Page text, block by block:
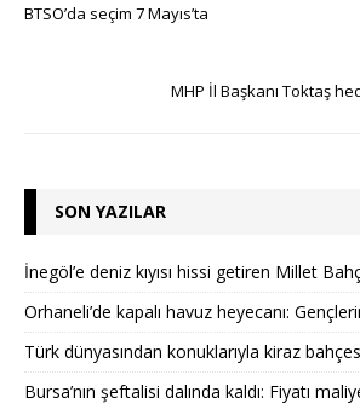
BTSO’da seçim 7 Mayıs’ta
MHP İl Başkanı Toktaş
SON YAZILAR
İnegöl’e deniz kıyısı hissi getiren Millet
Orhaneli’de kapalı havuz heyecanı:
Türk dünyasından konuklarıyla kiraz
Bursa’nın şeftalisi dalında kaldı: Fiyatı